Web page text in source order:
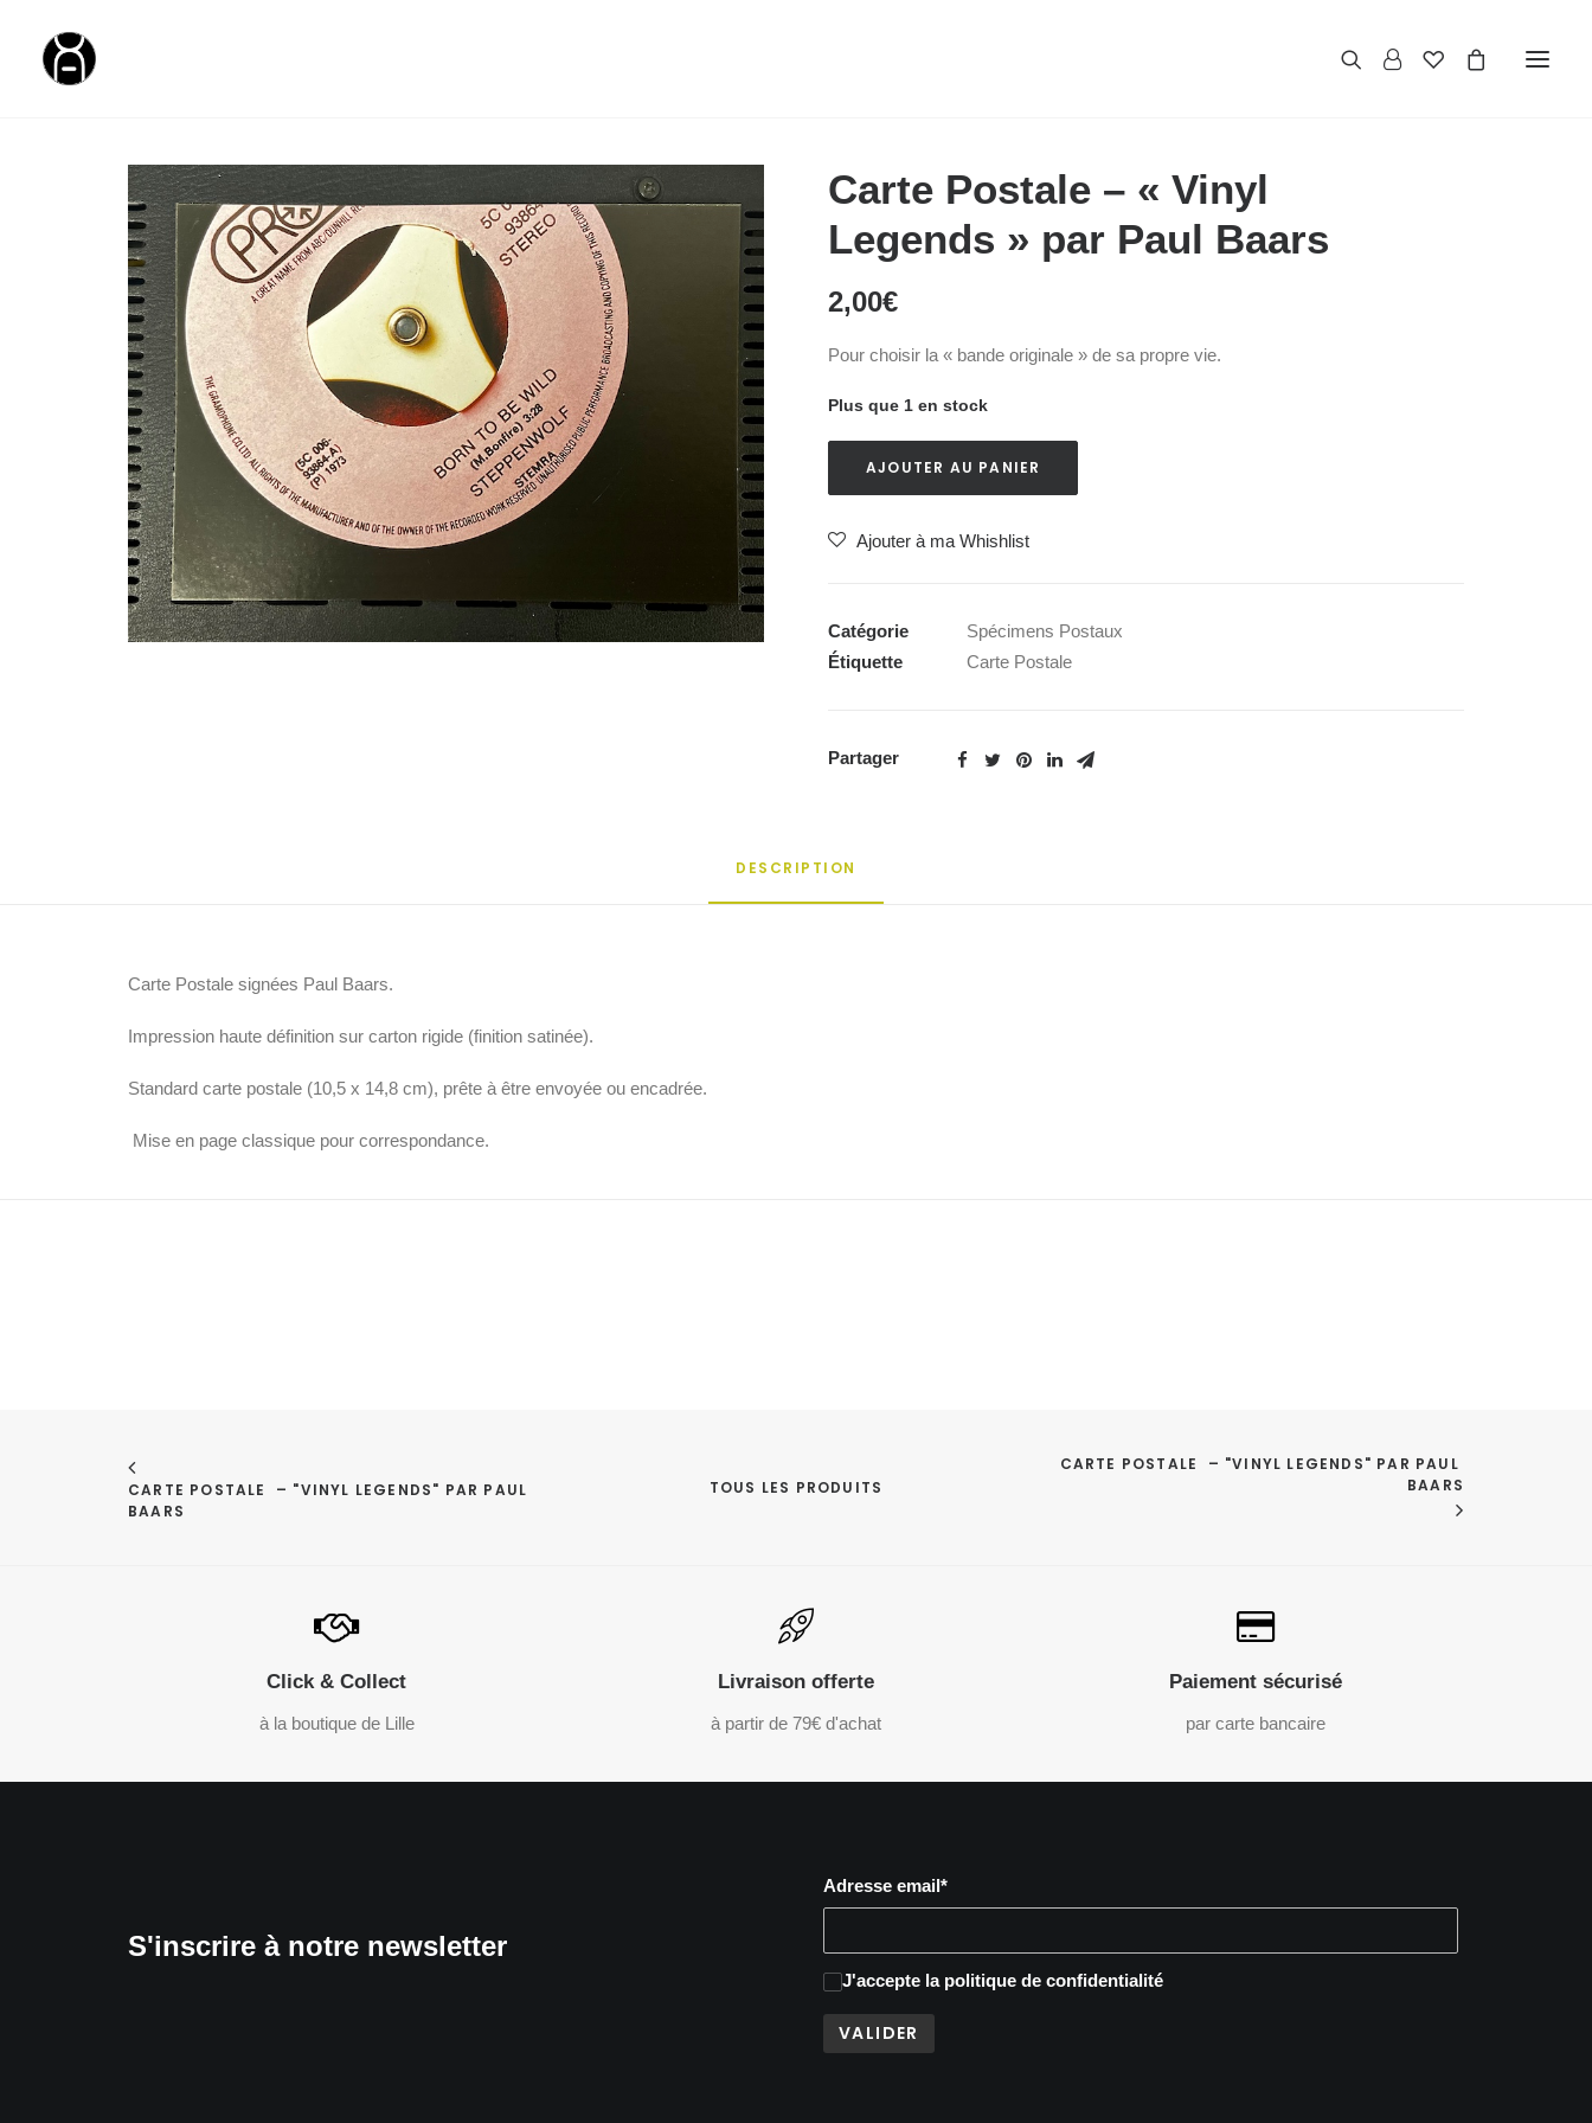
Carte Postale – « Vinyl
Legends » par Paul Baars
2,00€
Pour choisir la « bande originale » de sa propre vie.
Plus que 1 en stock
AJOUTER AU PANIER
Ajouter à ma Whishlist
Catégorie
Spécimens Postaux
Étiquette
Carte Postale
Partager
DESCRIPTION
Carte Postale signées Paul Baars.
Impression haute définition sur carton rigide (finition satinée).
Standard carte postale (10,5 x 14,8 cm), prête à être envoyée ou encadrée.
Mise en page classique pour correspondance.
CARTE POSTALE  – "VINYL LEGENDS" PAR PAUL
BAARS
TOUS LES PRODUITS
CARTE POSTALE  – "VINYL LEGENDS" PAR PAUL
BAARS
Click & Collect
à la boutique de Lille
Livraison offerte
à partir de 79€ d'achat
Paiement sécurisé
par carte bancaire
S'inscrire à notre newsletter
Adresse email*
J'accepte la politique de confidentialité